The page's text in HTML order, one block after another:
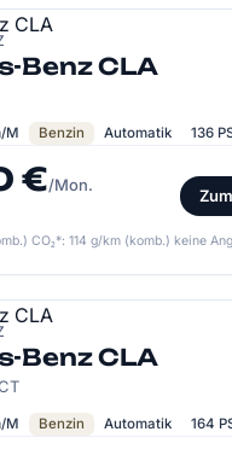
Benz CLA
M Benzin Automatik 136
€/Mon.
CO₂*: 114 g/km (komb.) keine
Benz CLA
M Benzin Automatik 164